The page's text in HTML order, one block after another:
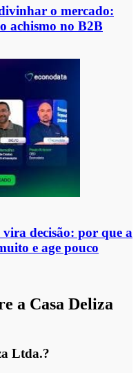
o mercado:
achismo no B2B
decisão: por que a
e age pouco
a Casa Deliza
Ltda.?